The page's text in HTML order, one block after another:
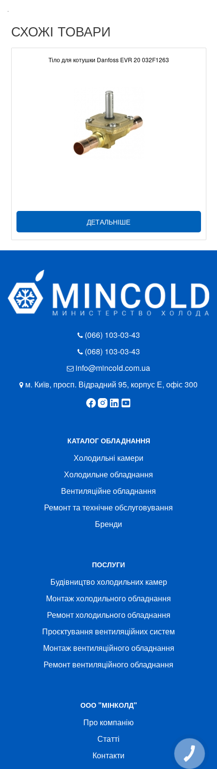
.
СХОЖІ ТОВАРИ
Тіло для котушки Danfoss EVR 20 032F1263
ДЕТАЛЬНІШЕ
(066) 103-03-43
(068) 103-03-43
info@mincold.com.ua
м. Київ, просп. Відрадний 95, корпус Е, офіс 300
КАТАЛОГ ОБЛАДНАННЯ
Холодильні камери
Холодильне обладнання
Вентиляційне обладнання
Ремонт та технічне обслуговування
Бренди
ПОСЛУГИ
Будівництво холодильних камер
Монтаж холодильного обладнання
Ремонт холодильного обладнання
Проєктування вентиляційних систем
Монтаж вентиляційного обладнання
Ремонт вентиляційного обладнання
ООО "МІНКОЛД"
Про компанію
Статті
Контакти
КНОПКА
СВЯЗИ